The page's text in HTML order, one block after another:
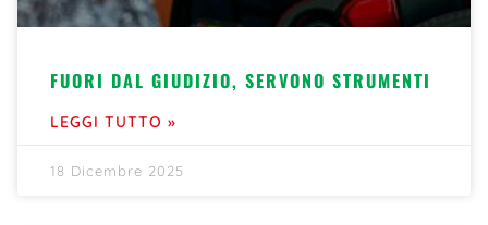
FUORI DAL GIUDIZIO, SERVONO STRUMENTI
LEGGI TUTTO »
18 Dicembre 2025